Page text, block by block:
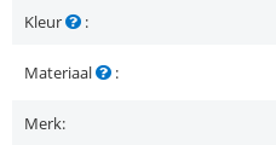
Kleur :
Materiaal :
Merk: